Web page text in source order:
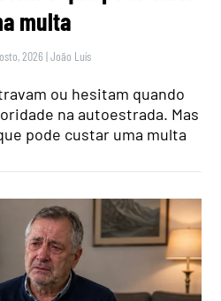
multa
2026 |João Luís
ou hesitam quando
na autoestrada. Mas
pode custar uma multa